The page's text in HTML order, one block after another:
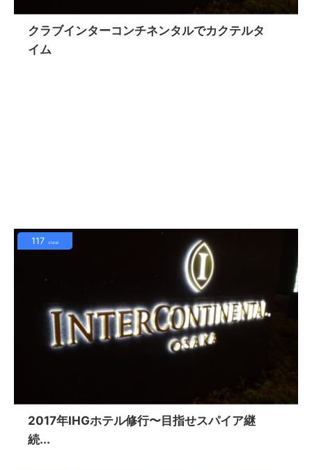
クラブインターコンチネンタルでカクテルタ
イム
117 view
2017年IHGホテル修行〜目指せスパイア継
続...